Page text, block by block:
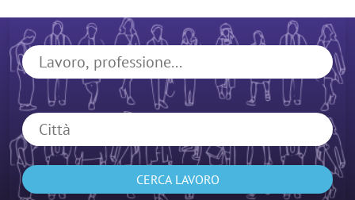
CERCA LAVORO